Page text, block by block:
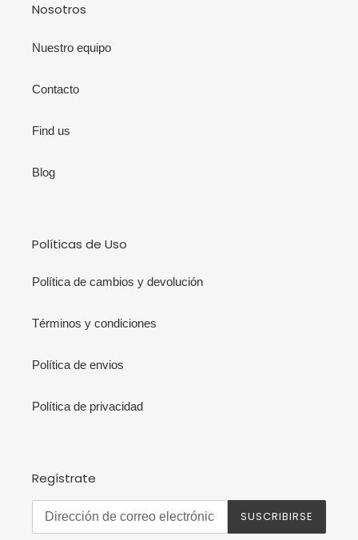
Nosotros
Nuestro equipo
Contacto
Find us
Blog
Políticas de Uso
Política de cambios y devolución
Términos y condiciones
Política de envios
Política de privacidad
Regístrate
SUSCRIBIRSE